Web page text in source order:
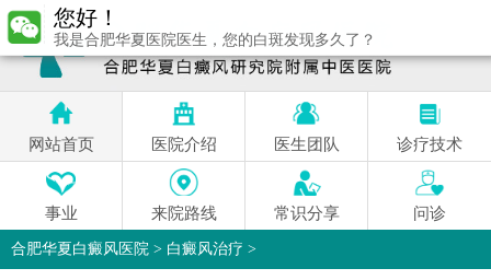
网站首页 医院介绍 医生团队 诊疗技术
事业 来院路线 常识分享 问诊
合肥华夏白癜风医院 > 白癜风治疗 >
您好！
我是合肥华夏医院医生，您的白斑发现多久了？